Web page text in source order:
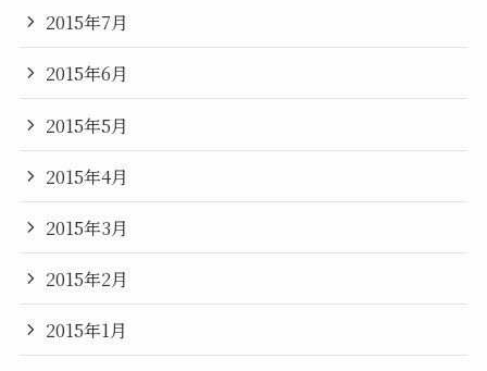
2015年7月
2015年6月
2015年5月
2015年4月
2015年3月
2015年2月
2015年1月